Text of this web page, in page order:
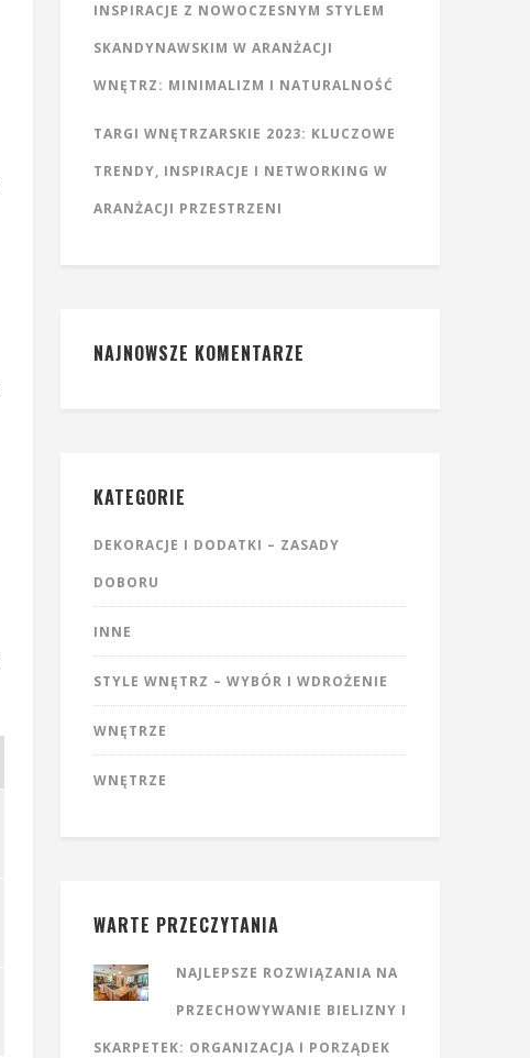
INSPIRACJE Z NOWOCZESNYM STYLEM
SKANDYNAWSKIM W ARANŻACJI
WNĘTRZ: MINIMALIZM I NATURALNOŚĆ
TARGI WNĘTRZARSKIE 2023: KLUCZOWE
TRENDY, INSPIRACJE I NETWORKING W
ARANŻACJI PRZESTRZENI
NAJNOWSZE KOMENTARZE
KATEGORIE
DEKORACJE I DODATKI – ZASADY
DOBORU
INNE
STYLE WNĘTRZ – WYBÓR I WDROŻENIE
WNĘTRZE
WNĘTRZE
WARTE PRZECZYTANIA
NAJLEPSZE ROZWIĄZANIA NA
PRZECHOWYWANIE BIELIZNY I
SKARPETEK: ORGANIZACJA I PORZĄDEK